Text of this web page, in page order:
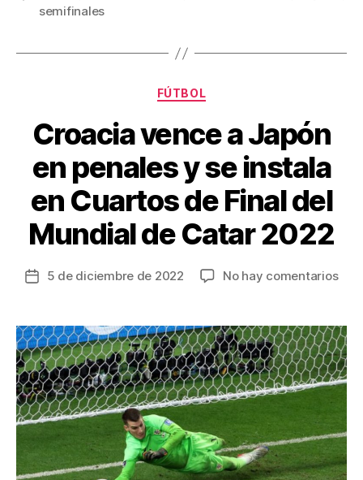
o
tir
semifinales
Categorías
FÚTBOL
Croacia vence a Japón
en penales y se instala
en Cuartos de Final del
Mundial de Catar 2022
Fecha
entrada
5 de diciembre de 2022 No hay comentariosen
a
en
en